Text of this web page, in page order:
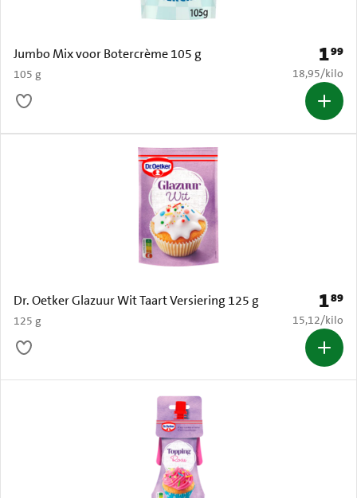
Jumbo Mix voor Botercrème 105 g
105 g
Prijs:
199
€ 18,95 per
18,95/kilo
Dr. Oetker Glazuur Wit Taart Versiering 125 g
125 g
Prijs:
189
€ 15,12 per
15,12/kilo